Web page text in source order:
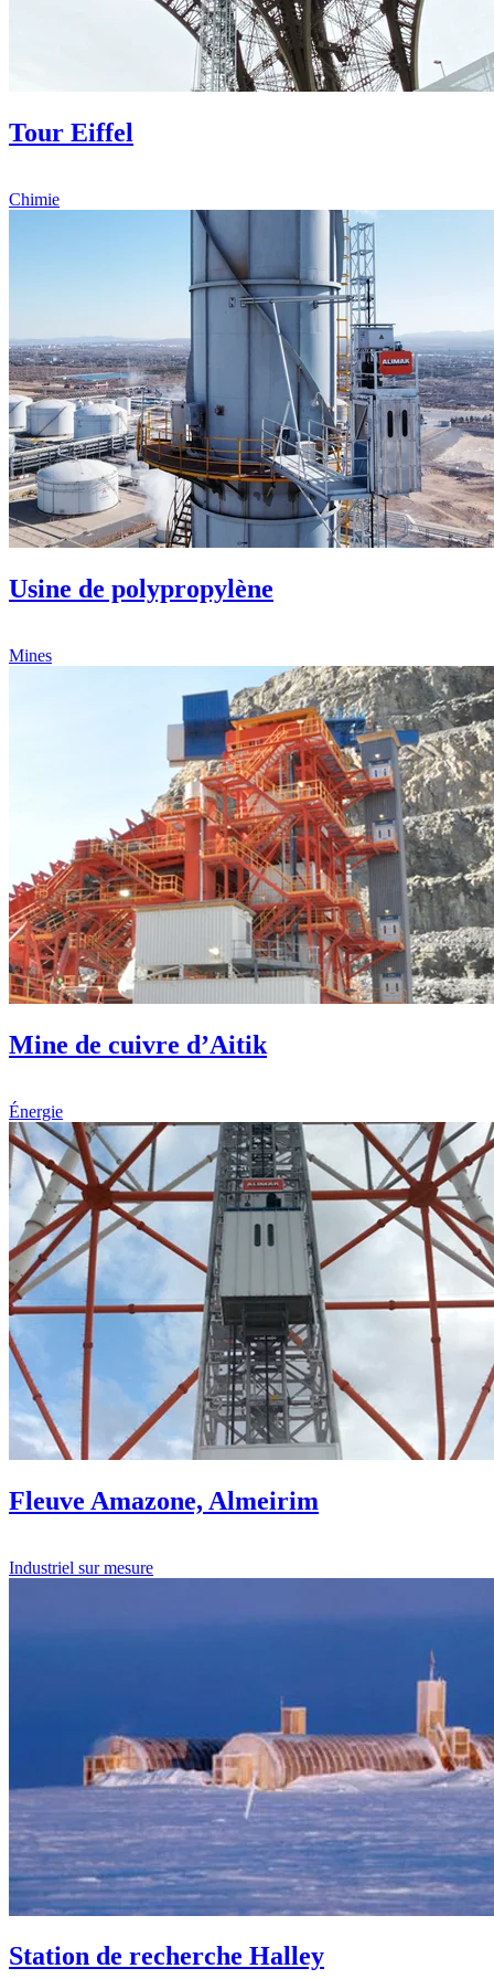
Tour Eiffel
Chimie
Usine de polypropylène
Mines
Mine de cuivre d’Aitik
Énergie
Fleuve Amazone, Almeirim
Industriel sur mesure
Station de recherche Halley